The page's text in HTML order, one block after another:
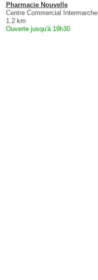
Pharmacie Nouvelle
Centre Commercial Intermarche
1.2 km
Ouverte jusqu'à 19h30